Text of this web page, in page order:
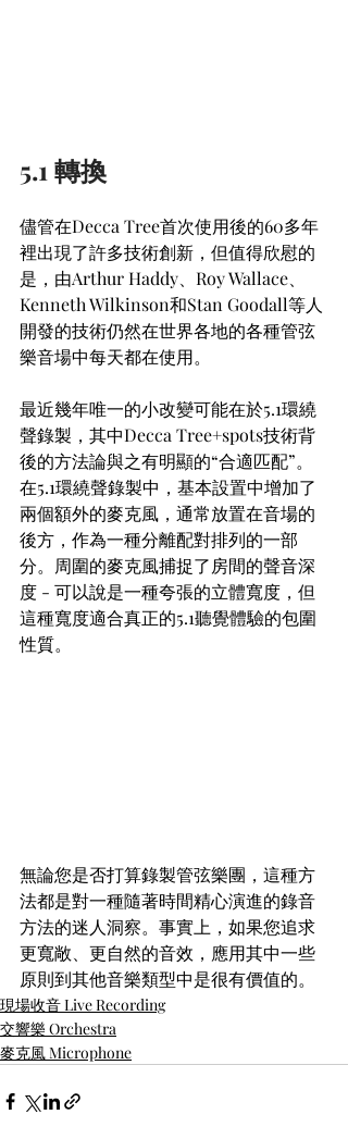
5.1 轉換
儘管在Decca Tree首次使用後的60多年
裡出現了許多技術創新，但值得欣慰的
是，由Arthur Haddy、Roy Wallace、
Kenneth Wilkinson和Stan Goodall等人
開發的技術仍然在世界各地的各種管弦
樂音場中每天都在使用。
最近幾年唯一的小改變可能在於5.1環繞
聲錄製，其中Decca Tree+spots技術背
後的方法論與之有明顯的“合適匹配”。
在5.1環繞聲錄製中，基本設置中增加了
兩個額外的麥克風，通常放置在音場的
後方，作為一種分離配對排列的一部
分。周圍的麥克風捕捉了房間的聲音深
度 - 可以說是一種夸張的立體寬度，但
這種寬度適合真正的5.1聽覺體驗的包圍
性質。
無論您是否打算錄製管弦樂團，這種方
法都是對一種隨著時間精心演進的錄音
方法的迷人洞察。事實上，如果您追求
更寬敞、更自然的音效，應用其中一些
原則到其他音樂類型中是很有價值的。
現場收音 Live Recording
交響樂 Orchestra
麥克風 Microphone